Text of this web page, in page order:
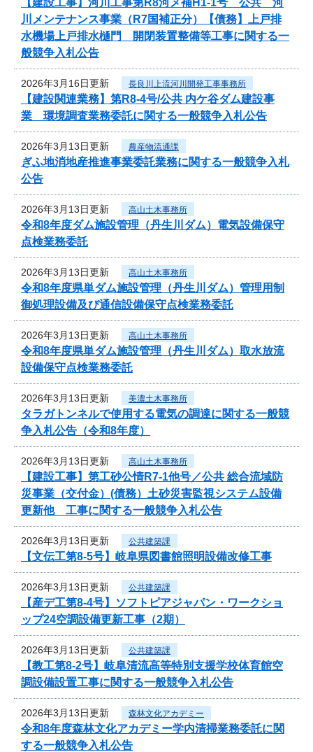
川メンテナンス事業（R7国補正分）【債務】上戸排
水機場上戸排水樋門 開閉装置整備等工事に関する一
般競争入札公告
2026年3月16日更新 長良川上流河川開発工事事務所
【建設関連業務】第R8-4号/公共 内ケ谷ダム建設事
業 環境調査業務委託に関する一般競争入札公告
2026年3月13日更新 農産物流通課
ぎふ地消地産推進事業委託業務に関する一般競争入札
公告
2026年3月13日更新 高山土木事務所
令和8年度ダム施設管理（丹生川ダム）電気設備保守
点検業務委託
2026年3月13日更新 高山土木事務所
令和8年度県単ダム施設管理（丹生川ダム）管理用制
御処理設備及び通信設備保守点検業務委託
2026年3月13日更新 高山土木事務所
令和8年度県単ダム施設管理（丹生川ダム）取水放流
設備保守点検業務委託
2026年3月13日更新 美濃土木事務所
タラガトンネルで使用する電気の調達に関する一般競
争入札公告（令和8年度）
2026年3月13日更新 高山土木事務所
【建設工事】第工砂公情R7-1他号／公共 総合流域防
災事業（交付金）(債務）土砂災害監視システム設備
更新他 工事に関する一般競争入札公告
2026年3月13日更新 公共建築課
【文伝工第8-5号】岐阜県図書館照明設備改修工事
2026年3月13日更新 公共建築課
【産デ工第8-4号】ソフトピアジャパン・ワークショ
ップ24空調設備更新工事（2期）
2026年3月13日更新 公共建築課
【教工第8-2号】岐阜清流高等特別支援学校体育館空
調設備設置工事に関する一般競争入札公告
2026年3月13日更新 森林文化アカデミー
令和8年度森林文化アカデミー学内清掃業務委託に関
する一般競争入札公告